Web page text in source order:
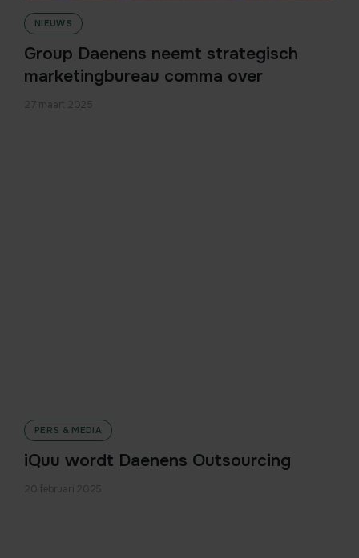
NIEUWS
Group Daenens neemt strategisch
marketingbureau comma over
27 maart 2025
PERS & MEDIA
iQuu wordt Daenens Outsourcing
20 februari 2025